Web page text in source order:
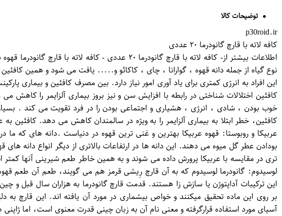
توضیحات کالا
p30roid.ir
کافه لاته با قارچ گانودرما ۲۰ عددی
نوع گیاه از جمله دانه قهوه ، گوارانا ، چای ، کاکائو و..... یافت می شود و همین
این افراد به انرژی کمتری برای یاد آوری امور نیاز دارد. بین مصرف کافئین و بیماری
کافئین اختلالات شناختی در رابطه با افزایش سن و نیز بروز بیماری آلزایمر را
خوب بودن ، شادی ، انرژی ، هشیاری و اجتماعی بودن را در فرد تقویت می کند .
کافئین، خطر ابتلا به بیماری آلزایمر را به ویژه در سالمندان کاهش می دهد. کافئین
عربیکا و روبوستا: قهوه عربیکا بهترین و غنی ترین قهوه در دنیاست .دانه های که
بودادن عطر گل میوه می دهند. این دانه ها در ارتفاعات بالاتری از دیگر انواع دانه
تری در مقایسه با عربیکا پرورش داده می شوند و به همین خاطر طعم شیرینی آنها
لوسیدوم: گانودرما لوسیدوم که به آن قارچ رِیشی قرمز هم می گویند، طعم آن طعم
این ترکیبات آداپتوژن یا سازش زا هستند. قدمت قارچ گانودرما به هزاران سال قبل
بر روی این ماده تحقیق میکنند و خواص بیشماری در مورد آن یافته اند. این قارچ به
آسیای مورد استفاده قرارگرفته و معنی نام آن به زبان چینی قدرت معنوی است، اما